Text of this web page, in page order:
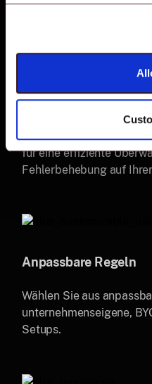
Richtliniengruppen
Bündeln Sie spezifische
für eine effiziente
Fehlerbehebung auf
Anpassbare Regeln
Wählen Sie aus
unternehmenseigene,
Setups.